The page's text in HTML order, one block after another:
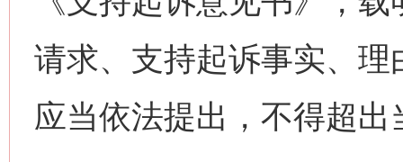
请求、支持起诉事实、
应当依法提出，不得超